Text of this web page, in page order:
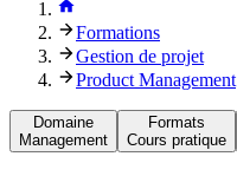
Formations
Gestion de projet
Product Management
Domaine
Management
Formats
Cours pratique